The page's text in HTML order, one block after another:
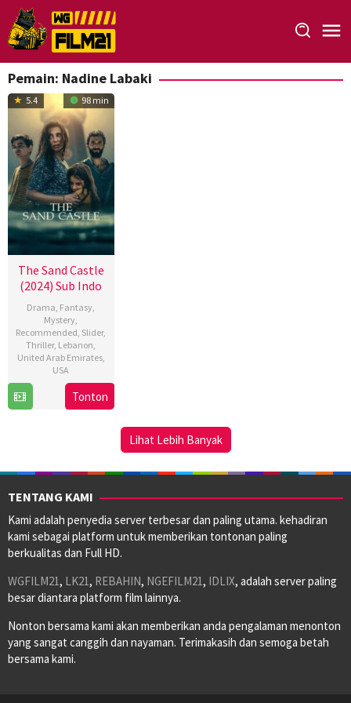
Loncat
ke
konten
Pemain: Nadine Labaki
5.4 98 min
The Sand Castle
(2024) Sub Indo
Drama Fantasy
Mystery
Recommended Slider,
Thriller, Lebanon
United Arab Emirates,
USA
Dec
Matty
Brown
Tonton
Lihat Lebih Banyak
TENTANG KAMI
Kami adalah penyedia server terbesar dan paling utama. kehadiran
kami sebagai platform untuk memberikan tontonan paling
berkualitas dan Full HD.
WGFILM21, LK21, REBAHIN, NGEFILM21, IDLIX, adalah server paling
besar diantara platform film lainnya.
Nonton bersama kami akan memberikan anda pengalaman menonton
yang sangat canggih dan nayaman. Terimakasih dan semoga betah
bersama kami.